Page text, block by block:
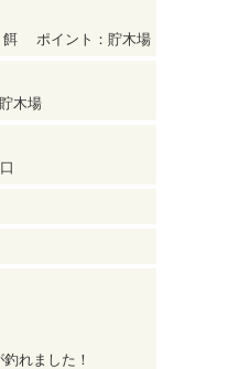
ポイント：貯木場
木場
れました！